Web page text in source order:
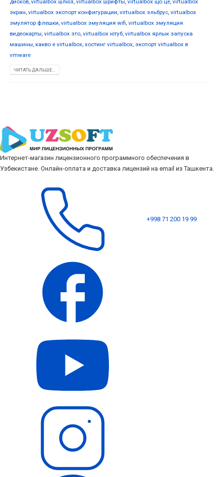
дисков, virtualbox шлюз, virtualbox шрифты, virtualbox що це, virtualbox
экран, virtualbox экспорт конфигурации, virtualbox эльбрус, virtualbox
эмулятор флешки, virtualbox эмуляция wifi, virtualbox эмуляция
видеокарты, virtualbox это, virtualbox ютуб, virtualbox ярлык запуска
машины, какво е virtualbox, хостинг virtualbox, экспорт virtualbox в
vmware
ЧИТАТЬ ДАЛЬШЕ...
Интернет-магазин лицензионного программного обеспечения в
Узбекистане. Онлайн-оплата и доставка лицензий на email из Ташкента.
+998 71 200 19 99